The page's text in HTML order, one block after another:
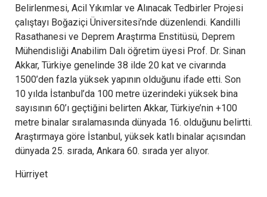
Belirlenmesi, Acil Yıkımlar ve Alınacak Tedbirler Projesi
çalıştayı Boğaziçi Üniversitesi’nde düzenlendi. Kandilli
Rasathanesi ve Deprem Araştırma Enstitüsü, Deprem
Mühendisliği Anabilim Dalı öğretim üyesi Prof. Dr. Sinan
Akkar, Türkiye genelinde 38 ilde 20 kat ve civarında
1500’den fazla yüksek yapının olduğunu ifade etti. Son
10 yılda İstanbul’da 100 metre üzerindeki yüksek bina
sayısının 60’ı geçtiğini belirten Akkar, Türkiye’nin +100
metre binalar sıralamasında dünyada 16. olduğunu belirtti.
Araştırmaya göre İstanbul, yüksek katlı binalar açısından
dünyada 25. sırada, Ankara 60. sırada yer alıyor.
Hürriyet